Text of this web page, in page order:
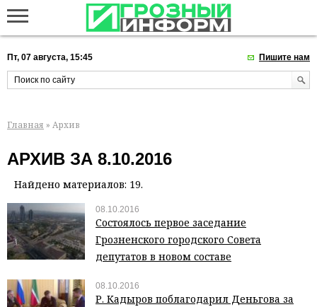
Пт, 07 августа, 15:45 Пишите нам
Главная » Архив
АРХИВ ЗА 8.10.2016
Найдено материалов: 19.
08.10.2016
Состоялось первое заседание
Грозненского городского Совета
депутатов в новом составе
08.10.2016
Р. Кадыров поблагодарил Деньгова за